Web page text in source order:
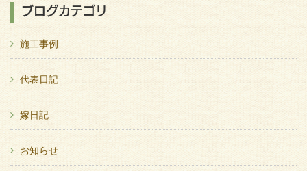
ブログカテゴリ
施工事例
代表日記
嫁日記
お知らせ